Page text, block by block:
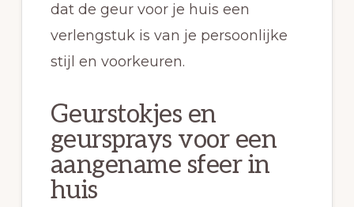
dat de geur voor je huis een
verlengstuk is van je persoonlijke
stijl en voorkeuren.
Geurstokjes en
geursprays voor een
aangename sfeer in
huis